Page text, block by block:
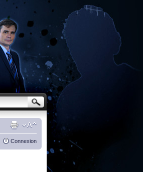
Connexion